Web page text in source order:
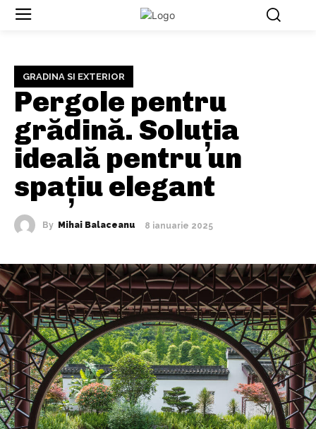
GRADINA SI EXTERIOR
Pergole pentru
grădină. Soluția
ideală pentru un
spațiu elegant
By Mihai Balaceanu 8 ianuarie 2025